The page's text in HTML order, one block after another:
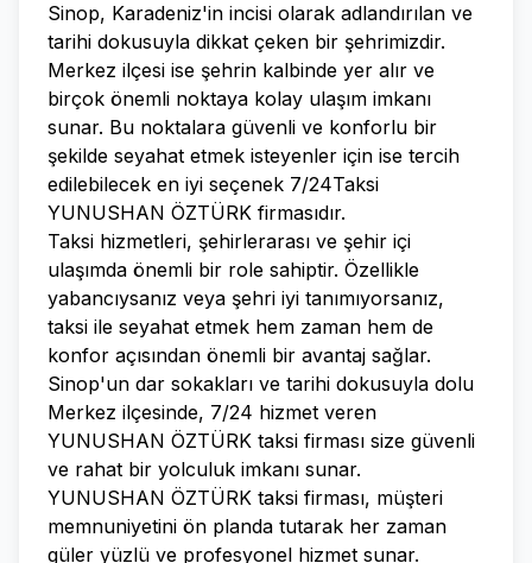
Sinop, Karadeniz'in incisi olarak adlandırılan ve
tarihi dokusuyla dikkat çeken bir şehrimizdir.
Merkez ilçesi ise şehrin kalbinde yer alır ve
birçok önemli noktaya kolay ulaşım imkanı
sunar. Bu noktalara güvenli ve konforlu bir
şekilde seyahat etmek isteyenler için ise tercih
edilebilecek en iyi seçenek 7/24Taksi
YUNUSHAN ÖZTÜRK firmasıdır.
Taksi hizmetleri, şehirlerarası ve şehir içi
ulaşımda önemli bir role sahiptir. Özellikle
yabancıysanız veya şehri iyi tanımıyorsanız,
taksi ile seyahat etmek hem zaman hem de
konfor açısından önemli bir avantaj sağlar.
Sinop'un dar sokakları ve tarihi dokusuyla dolu
Merkez ilçesinde, 7/24 hizmet veren
YUNUSHAN ÖZTÜRK taksi firması size güvenli
ve rahat bir yolculuk imkanı sunar.
YUNUSHAN ÖZTÜRK taksi firması, müşteri
memnuniyetini ön planda tutarak her zaman
güler yüzlü ve profesyonel hizmet sunar.